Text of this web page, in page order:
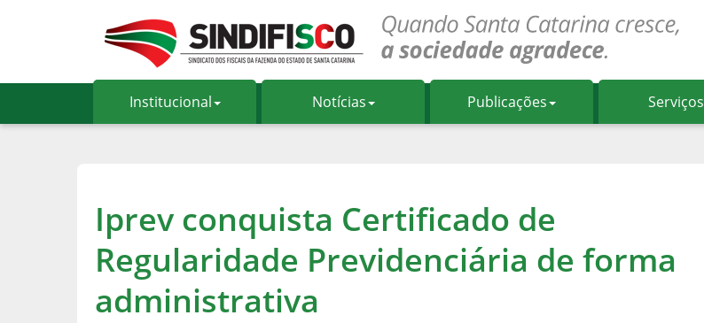
Institucional Notícias Publicações Serviços
Iprev conquista Certificado de
Regularidade Previdenciária de forma
administrativa